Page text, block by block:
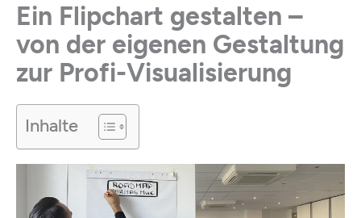
Ein Flipchart gestalten –
von der eigenen Gestaltung
zur Profi-Visualisierung
Inhalte